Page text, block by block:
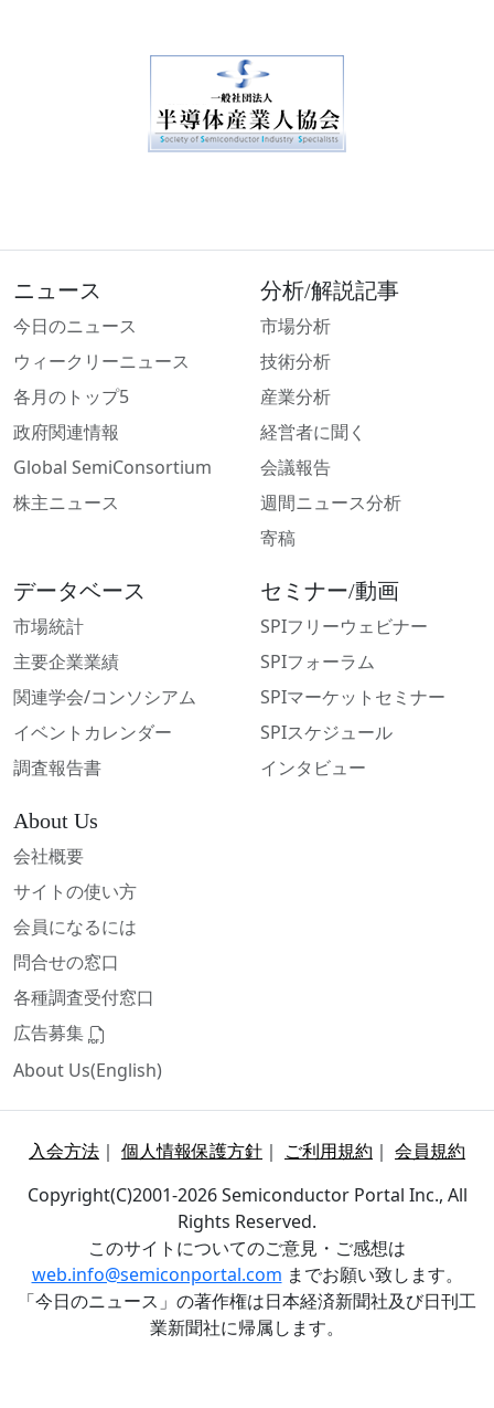
ニュース
今日のニュース
ウィークリーニュース
各月のトップ5
政府関連情報
Global SemiConsortium
株主ニュース
分析/解説記事
市場分析
技術分析
産業分析
経営者に聞く
会議報告
週間ニュース分析
寄稿
データベース
市場統計
主要企業業績
関連学会/コンソシアム
イベントカレンダー
調査報告書
セミナー/動画
SPIフリーウェビナー
SPIフォーラム
SPIマーケットセミナー
SPIスケジュール
インタビュー
About Us
会社概要
サイトの使い方
会員になるには
問合せの窓口
各種調査受付窓口
広告募集
About Us(English)
入会方法 ｜ 個人情報保護方針 ｜ ご利用規約 ｜ 会員規約
Copyright(C)2001-2026 Semiconductor Portal Inc., All
Rights Reserved.
このサイトについてのご意見・ご感想は
web.info@semiconportal.com までお願い致します。
「今日のニュース」の著作権は日本経済新聞社及び日刊工
業新聞社に帰属します。